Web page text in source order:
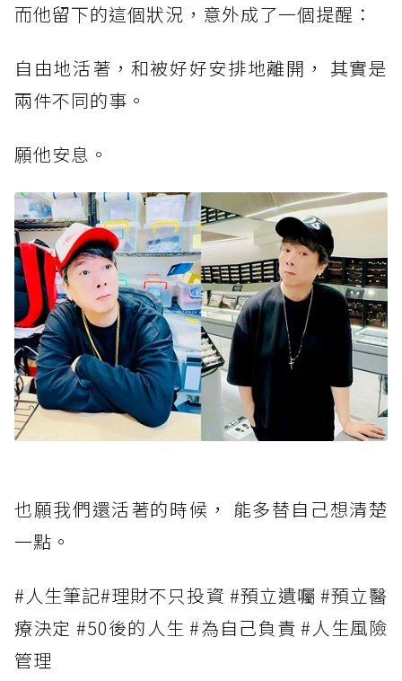
而他留下的這個狀況，意外成了一個提醒：
自由地活著，和被好好安排地離開， 其實是
兩件不同的事。
願他安息。
也願我們還活著的時候， 能多替自己想清楚
一點。
#人生筆記#理財不只投資 #預立遺囑 #預立醫
療決定 #50後的人生 #為自己負責 #人生風險
管理